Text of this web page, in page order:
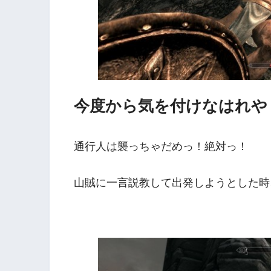
今度から気を付けなはれや
通行人は襲っちゃだめっ！絶対っ！
山賊に一言説教して出発しようとした